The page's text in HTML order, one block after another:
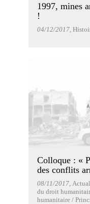
1997, mines
!
04/12/2017,
Colloque : «
des conflits
08/11/2017,
du droit
humanitaire /